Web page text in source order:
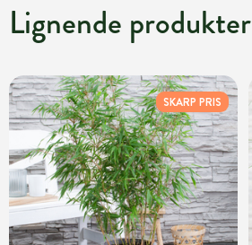
Lignende produkter
SKARP PRIS